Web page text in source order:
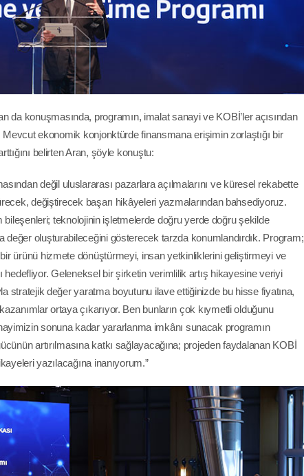
da konuşmasında, programın, imalat sanayi ve KOBİ’ler açısından
Mevcut ekonomik konjonktürde finansmana erişimin zorlaştığı bir
belirten Aran, şöyle konuştu:
değil uluslararası pazarlara açılmalarını ve küresel rekabette
değiştirecek başarı hikâyeleri yazmalarından bahsediyoruz.
bileşenleri; teknolojinin işletmelerde doğru yerde doğru şekilde
değer oluşturabileceğini gösterecek tarzda konumlandırdık. Program;
ürünü hizmete dönüştürmeyi, insan yetkinliklerini geliştirmeyi ve
hedefliyor. Geleneksel bir şirketin verimlilik artış hikayesine veriyi
stratejik değer yaratma boyutunu ilave ettiğinizde bu hisse fiyatına,
ortaya çıkarıyor. Ben bunların çok kıymetli olduğunu
sonuna kadar yararlanma imkânı sunacak programın
artırılmasına katkı sağlayacağına; projeden faydalanan KOBİ
yazılacağına inanıyorum.”